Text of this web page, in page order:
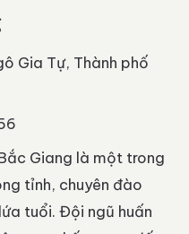
Gia Tự, Thành phố
Giang là một trong
tỉnh, chuyên đào
tuổi. Đội ngũ huấn